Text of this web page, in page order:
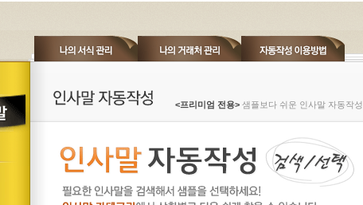
<프리미엄 전용> 샘플보다 쉬운 인사말 자동작성